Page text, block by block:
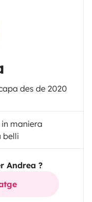
des de 2020
maniera
belli
Andrea ?